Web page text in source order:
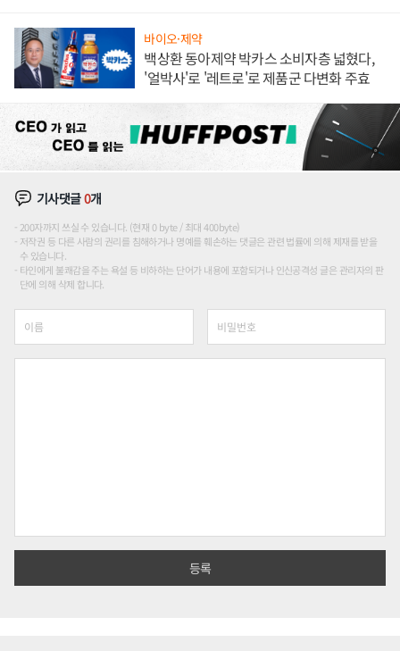
바이오·제약
백상환 동아제약 박카스 소비자층 넓혔다,
'얼박사'로 '레트로'로 제품군 다변화 주효
기사댓글0개
200자까지 쓰실 수 있습니다. (현재 0 byte / 최대 400byte)
저작권 등 다른 사람의 권리를 침해하거나 명예를 훼손하는 댓글은 관련 법률에 의해 제재를 받을
수 있습니다.
타인에게 불쾌감을 주는 욕설 등 비하하는 단어가 내용에 포함되거나 인신공격성 글은 관리자의 판
단에 의해 삭제 합니다.